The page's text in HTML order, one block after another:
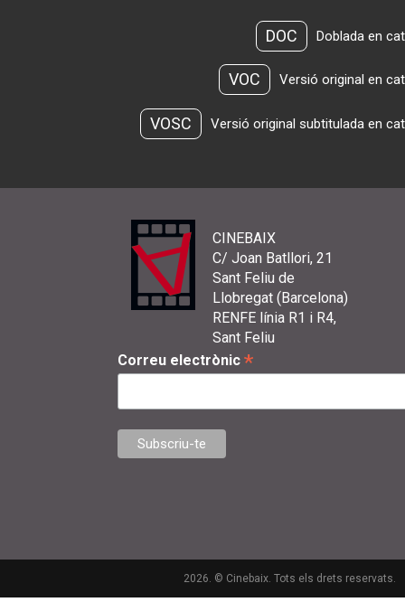
DOC Doblada en
VOC Versió original en
VOSC Versió original subtitulada en
CINEBAIX
C/ Joan Batllori, 21
Sant Feliu de
Llobregat (Barcelona)
RENFE línia R1 i R4,
Sant Feliu
Correu electrònic *
2026. © Cinebaix. Tots els drets reservats.